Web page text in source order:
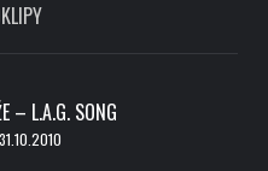
– L.A.G. SONG
31.10.2010